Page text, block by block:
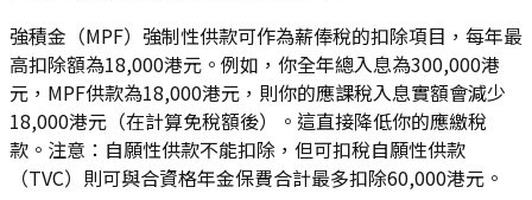
強積金（MPF）強制性供款可作為薪俸稅的扣除項目，每年最
高扣除額為18,000港元。例如，你全年總入息為300,000港
元，MPF供款為18,000港元，則你的應課稅入息實額會減少
18,000港元（在計算免稅額後）。這直接降低你的應繳稅
款。注意：自願性供款不能扣除，但可扣稅自願性供款
（TVC）則可與合資格年金保費合計最多扣除60,000港元。